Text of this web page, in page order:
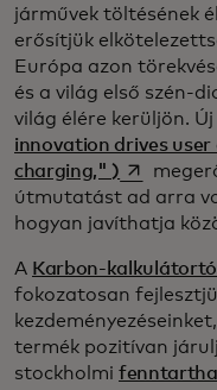
járművek töltésének
erősítjük
Európa azon
és a világ első szén-
világ élére kerüljön.
innovation drives user
charging," ) opens in
útmutatást ad arra
hogyan javíthatja
A Karbon-kalkulátortól
fokozatosan
termék pozitívan
stockholmi